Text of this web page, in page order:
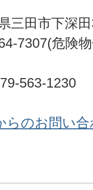
三田市下深
7307(危険
563-1230
らのお問い